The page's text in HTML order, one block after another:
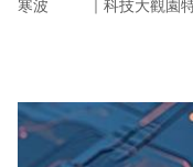
寒波 ｜ 科技大觀園